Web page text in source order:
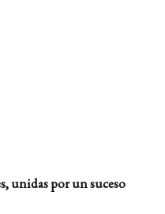
unidas por un suceso